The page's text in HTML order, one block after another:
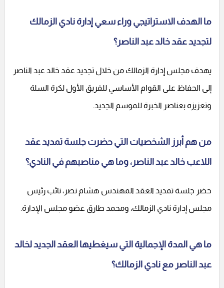
ما الهدف الاستراتيجي وراء سعي إدارة نادي الزمالك
لتجديد عقد خالد عبد الناصر؟
يهدف مجلس إدارة الزمالك من خلال تجديد عقد خالد عبد الناصر
إلى الحفاظ على القوام الأساسي للفريق الأول لكرة السلة
وتعزيزه بعناصر الخبرة للموسم الجديد.
من هم أبرز الشخصيات التي حضرت جلسة تمديد عقد
اللاعب خالد عبد الناصر، وما هي مناصبهم في النادي؟
حضر جلسة تمديد العقد المهندس هشام نصر، نائب رئيس
مجلس إدارة نادي الزمالك، ومحمد طارق عضو مجلس الإدارة.
ما هي المدة الإجمالية التي سيغطيها العقد الجديد لخالد
عبد الناصر مع نادي الزمالك؟